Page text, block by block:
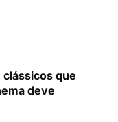
que
deve